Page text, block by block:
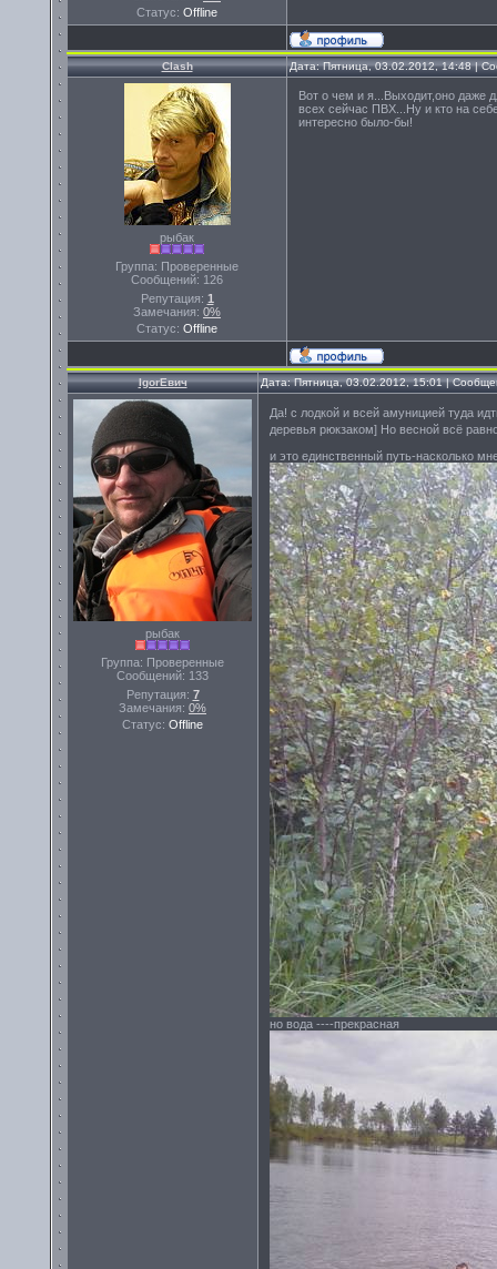
Статус: Offline
Clash Дата: Пятница, 03.02.2012, 14:48 |
рыбак
Группа: Проверенные
Сообщений: 126
Репутация: 1
Замечания: 0%
Статус: Offline
Вот о чем и я...Выходит,оно даже
всех сейчас ПВХ...Ну и кто на
интересно было-бы!
IgorЕвич Дата: Пятница, 03.02.2012, 15:01 |
рыбак
Группа: Проверенные
Сообщений: 133
Репутация: 7
Замечания: 0%
Статус: Offline
Да! с лодкой и всей амуницией туда
деревья рюкзаком] Но весной всё
и это единственный путь-насколько
но вода ----прекрасная